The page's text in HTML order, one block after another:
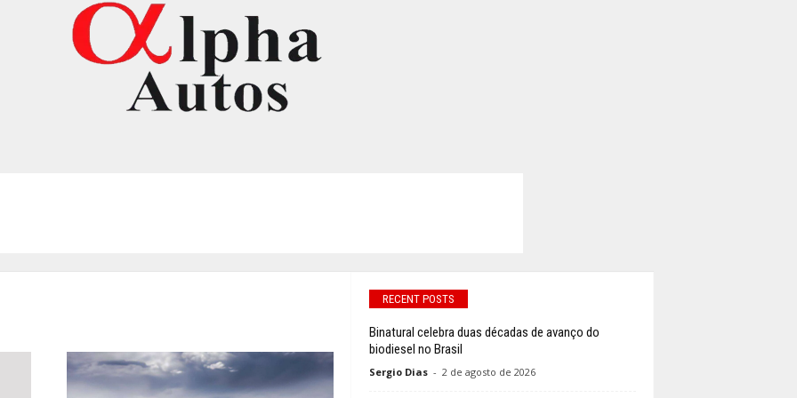
RECENT POSTS
Binatural celebra duas décadas de avanço do
biodiesel no Brasil
Sergio Dias - 2 de agosto de 2026